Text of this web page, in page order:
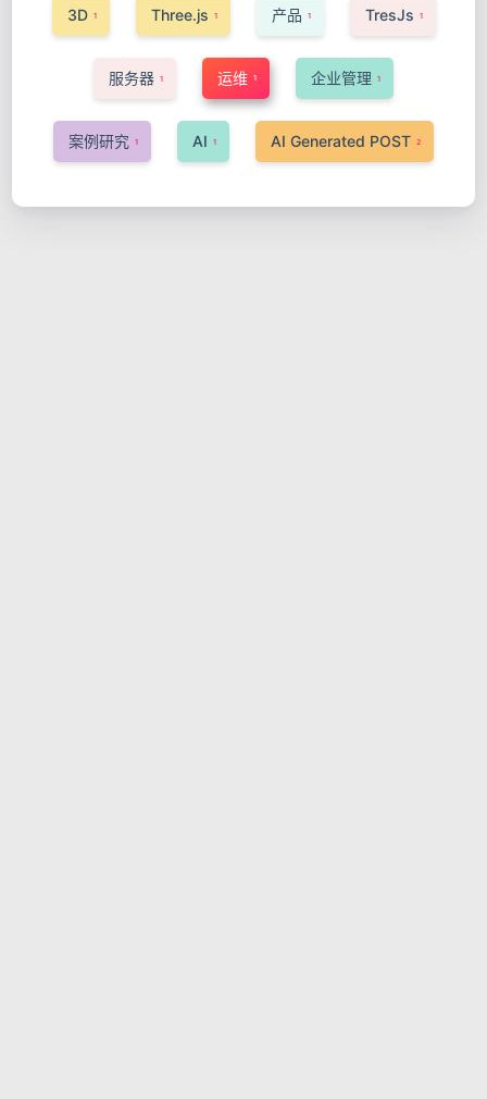
3D 1 Three.js 1 产品 1 TresJs 1
服务器 1 运维 1 企业管理 1
案例研究 1 AI 1 AI Generated POST 2